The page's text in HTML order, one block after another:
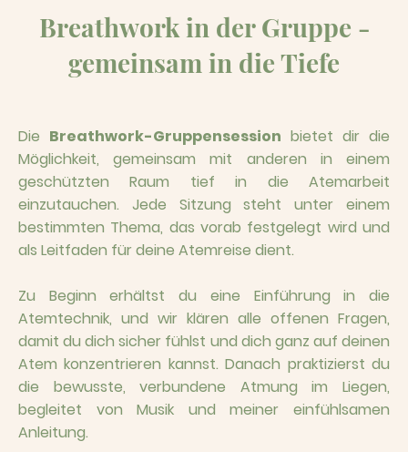
Breathwork in der Gruppe -
gemeinsam in die Tiefe
Die Breathwork-Gruppensession bietet dir die
Möglichkeit, gemeinsam mit anderen in einem
geschützten Raum tief in die Atemarbeit
einzutauchen. Jede Sitzung steht unter einem
bestimmten Thema, das vorab festgelegt wird und
als Leitfaden für deine Atemreise dient.
Zu Beginn erhältst du eine Einführung in die
Atemtechnik, und wir klären alle offenen Fragen,
damit du dich sicher fühlst und dich ganz auf deinen
Atem konzentrieren kannst. Danach praktizierst du
die bewusste, verbundene Atmung im Liegen,
begleitet von Musik und meiner einfühlsamen
Anleitung.